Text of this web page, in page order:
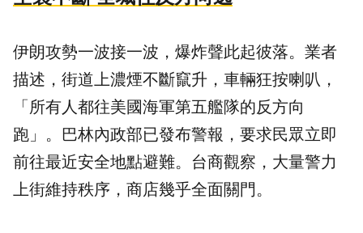
伊朗攻勢一波接一波，爆炸聲此起彼落。業者
描述，街道上濃煙不斷竄升，車輛狂按喇叭，
「所有人都往美國海軍第五艦隊的反方向
跑」。巴林內政部已發布警報 ，要求民眾立即
前往最近安全地點避難。台商觀察，大量警力
上街維持秩序，商店幾乎全面關門。